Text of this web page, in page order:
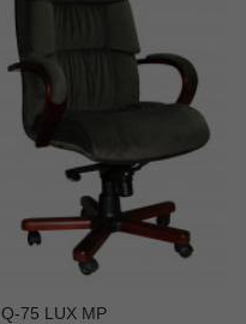
Q-75 LUX MP